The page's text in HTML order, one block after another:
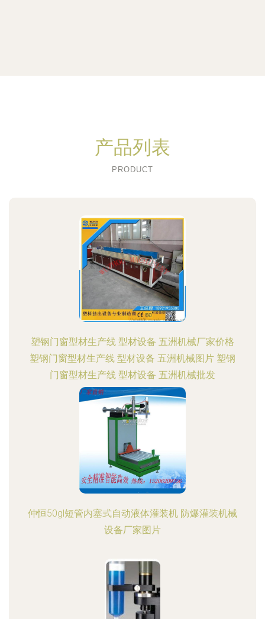
产品列表
PRODUCT
塑钢门窗型材生产线 型材设备 五洲机械厂家价格
塑钢门窗型材生产线 型材设备 五洲机械图片 塑钢
门窗型材生产线 型材设备 五洲机械批发
仲恒50gl短管内塞式自动液体灌装机 防爆灌装机械
设备厂家图片